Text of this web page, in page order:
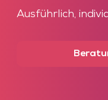
Ausführlich,